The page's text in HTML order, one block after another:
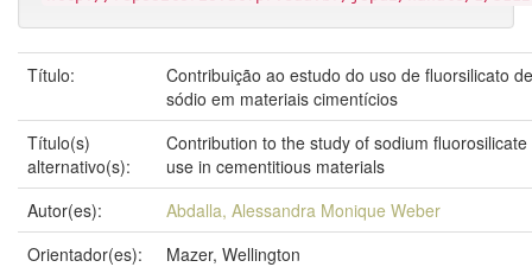
Título:
Contribuição ao estudo do uso de fluorsilicato de
sódio em materiais cimentícios
Título(s)
alternativo(s):
Contribution to the study of sodium fluorosilicate
use in cementitious materials
Autor(es):
Abdalla, Alessandra Monique Weber
Orientador(es):
Mazer, Wellington